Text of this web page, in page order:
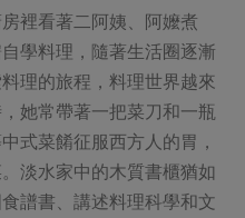
焙
食
持本土農糧
源議題
塑減廢
農教育
裡看著二阿姨、阿嬤煮
學料理，隨著生活圈逐漸
理的旅程，料理世界越來
她常帶著一把菜刀和一瓶
式菜餚征服西方人的胃，
淡水家中的木質書櫃猶如
譜書、講述料理科學和文